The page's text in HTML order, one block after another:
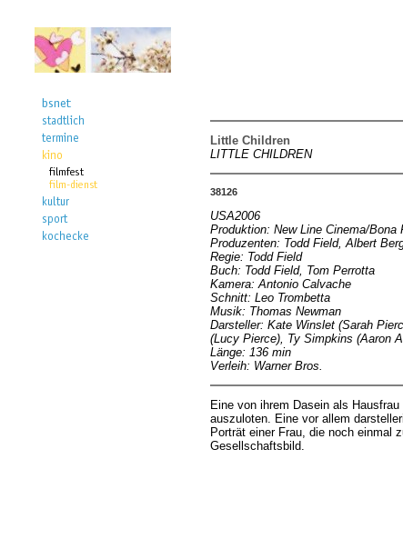
Little Children
LITTLE CHILDREN
38126
USA2006
Produktion: New Line Cinema/Bona
Produzenten: Todd Field, Albert
Regie: Todd Field
Buch: Todd Field, Tom Perrotta
Kamera: Antonio Calvache
Schnitt: Leo Trombetta
Musik: Thomas Newman
Darsteller: Kate Winslet (Sarah
(Lucy Pierce), Ty Simpkins (Aaron
Länge: 136 min
Verleih: Warner Bros.
Eine von ihrem Dasein als
auszuloten. Eine vor allem
Porträt einer Frau, die noch einmal
Gesellschaftsbild.